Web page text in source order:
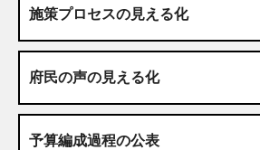
施策プロセスの見える化
府民の声の見える化
予算編成過程の公表